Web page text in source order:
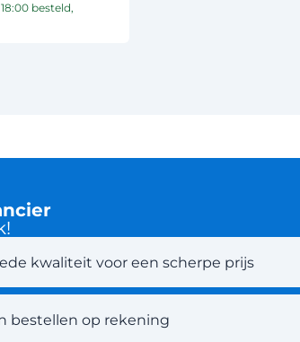
besteld,
kwaliteit voor een scherpe prijs
bestellen op rekening